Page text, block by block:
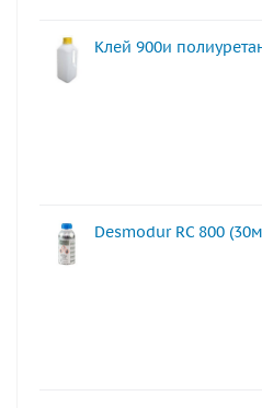
Клей 900и
Desmodur RC 800